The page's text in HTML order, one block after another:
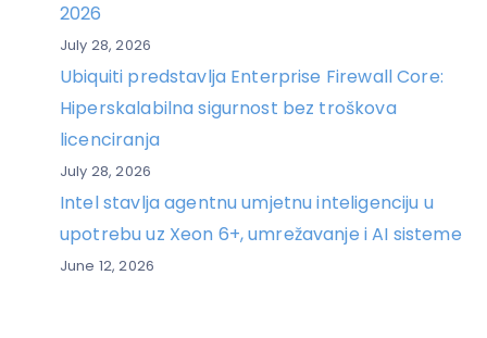
2026
July 28, 2026
Ubiquiti predstavlja Enterprise Firewall Core:
Hiperskalabilna sigurnost bez troškova
licenciranja
July 28, 2026
Intel stavlja agentnu umjetnu inteligenciju u
upotrebu uz Xeon 6+, umrežavanje i AI sisteme
June 12, 2026